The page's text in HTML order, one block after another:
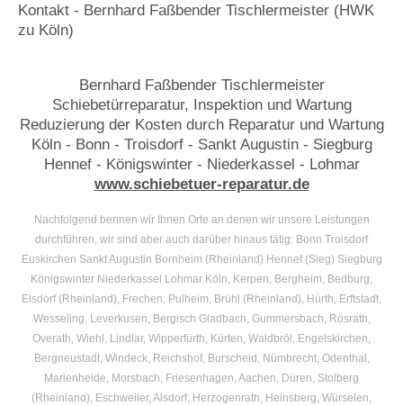
Kontakt - Bernhard Faßbender Tischlermeister (HWK
zu Köln)
Bernhard Faßbender Tischlermeister
Schiebetürreparatur, Inspektion und Wartung
Reduzierung der Kosten durch Reparatur und Wartung
Köln - Bonn - Troisdorf - Sankt Augustin - Siegburg
Hennef - Königswinter - Niederkassel - Lohmar
www.schiebetuer-reparatur.de
Nachfolgend bennen wir Ihnen Orte an denen wir unsere Leistungen
durchführen, wir sind aber auch darüber hinaus tätig: Bonn Troisdorf
Euskirchen Sankt Augustin Bornheim (Rheinland) Hennef (Sieg) Siegburg
Königswinter Niederkassel Lohmar Köln, Kerpen, Bergheim, Bedburg,
Elsdorf (Rheinland), Frechen, Pulheim, Brühl (Rheinland), Hürth, Erftstadt,
Wesseling, Leverkusen, Bergisch Gladbach, Gummersbach, Rösrath,
Overath, Wiehl, Lindlar, Wipperfürth, Kürten, Waldbröl, Engelskirchen,
Bergneustadt, Windeck, Reichshof, Burscheid, Nümbrecht, Odenthal,
Marienheide, Morsbach, Friesenhagen, Aachen, Düren, Stolberg
(Rheinland), Eschweiler, Alsdorf, Herzogenrath, Heinsberg, Würselen,